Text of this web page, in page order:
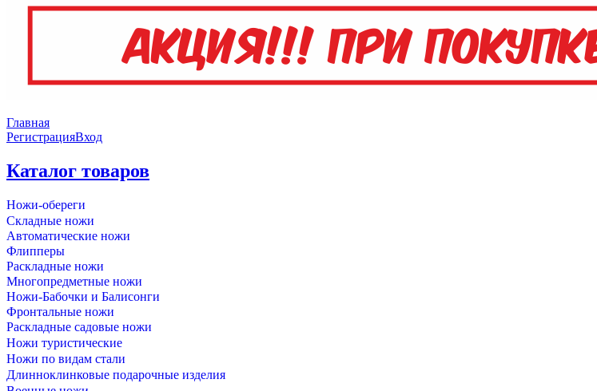
Главная
РегистрацияВход
Каталог товаров
Ножи-обереги
Складные ножи
Автоматические ножи
Флипперы
Раскладные ножи
Многопредметные ножи
Ножи-Бабочки и Балисонги
Фронтальные ножи
Раскладные садовые ножи
Ножи туристические
Ножи по видам стали
Длинноклинковые подарочные изделия